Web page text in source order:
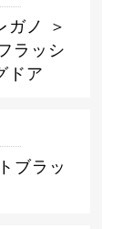
ノ ＞
ラッシ
ドア
ブラッ